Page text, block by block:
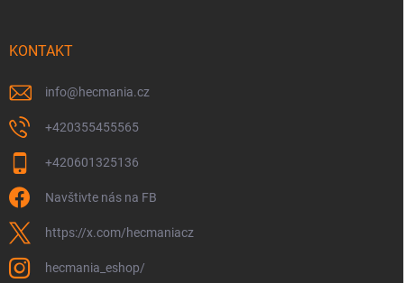
KONTAKT
info@hecmania.cz
+420355455565
+420601325136
Navštivte nás na FB
https://x.com/hecmaniacz
hecmania_eshop/